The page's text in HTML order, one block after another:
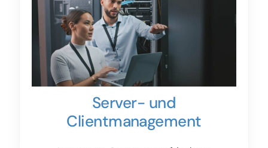
Server- und
Client­­management